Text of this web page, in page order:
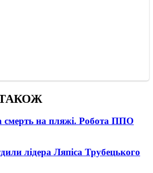
смерть на пляжі. Робота ППО
лідера Ляпіса Трубецького